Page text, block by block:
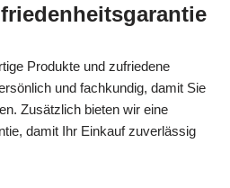
Produkte und zufriedene
und fachkundig, damit Sie
Zusätzlich bieten wir eine
damit Ihr Einkauf zuverlässig